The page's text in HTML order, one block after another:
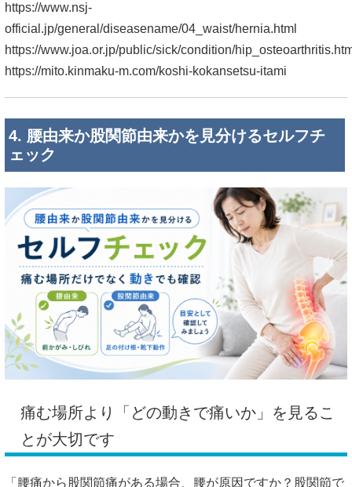
https://www.nsj-
official.jp/general/diseasename/04_waist/hernia.html
https://www.joa.or.jp/public/sick/condition/
https://mito.kinmaku-m.com/koshi-kokansetsu-itami
4. 腰由来か股関節由来かを見分けるセルフチ
ェック
痛む場所より「どの動きで痛いか」を見るこ
とが大切です
「腰痛から股関節痛がある場合、腰が原因ですか？股関節で